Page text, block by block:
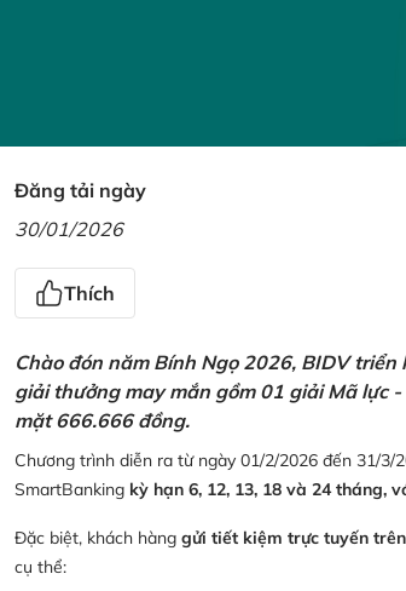
Đăng tải ngày
30/01/2026
Thích
Chào đón năm Bính Ngọ 2026, BIDV
giải thưởng may mắn gồm 01 giải Mã lực
mặt 666.666 đồng.
Chương trình diễn ra từ ngày 01/2/2026 đến 31/
SmartBanking kỳ hạn 6, 12, 13, 18 và 24 tháng,
Đặc biệt, khách hàng gửi tiết kiệm trực tuyến
cụ thể: